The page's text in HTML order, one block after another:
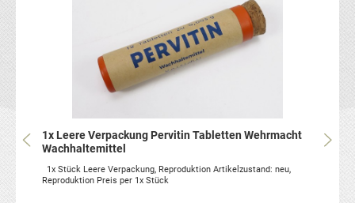
1x Leere Verpackung Pervitin Tabletten Wehrmacht
Wachhaltemittel
1x Stück Leere Verpackung, Reproduktion Artikelzustand: neu,
Reproduktion Preis per 1x Stück